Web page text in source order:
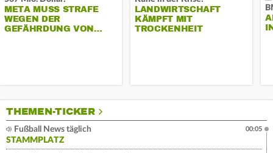
META MUSS STRAFE
WEGEN DER
GEFÄHRDUNG VON…
LANDWIRTSCHAFT
KÄMPFT MIT
TROCKENHEIT
THEMEN-TICKER
Fußball News täglich
STAMMPLATZ
00:05